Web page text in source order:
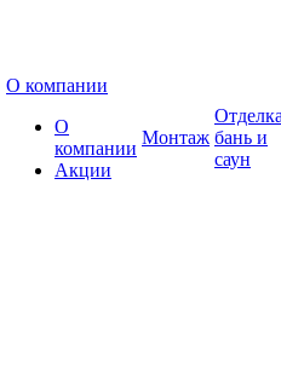
О компании
О
компании
Акции
Монтаж бань и
саун